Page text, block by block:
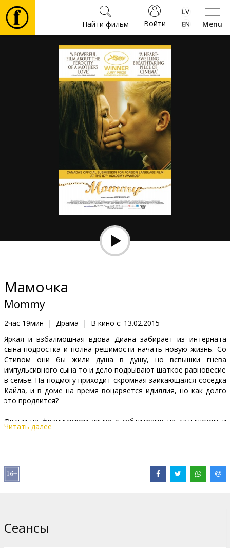
Menu
Войти
Найти фильм
Фильмы
Культура
Мероприятия
Новости
Клуб
Мамочка
Mommy
2час 19мин | Драма | В кино с: 13.02.2015
Яркая и взбалмошная вдова Диана забирает из интерната
сына-подростка и полна решимости начать новую жизнь. Со
Стивом они бы жили душа в душу, но вспышки гнева
импульсивного сына то и дело подрывают шаткое равновесие
в семье. На подмогу приходит скромная заикающаяся соседка
Кайла, и в доме на время воцаряется идиллия, но как долго
это продлится?
Фильм на французском языке с субтитрами на латышском и
русском языках.
Дистрибьютор:
Pежиссер :
Читать далее
Сеансы